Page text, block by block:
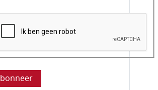
vraag is om te controleren dat u